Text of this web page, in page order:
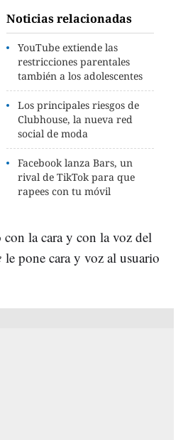
Noticias relacionadas
YouTube extiende las
restricciones parentales
también a los adolescentes
Los principales riesgos de
Clubhouse, la nueva red
social de moda
Facebook lanza Bars, un
rival de TikTok para que
rapees con tu móvil
la cara y con la voz del
le pone cara y voz al usuario